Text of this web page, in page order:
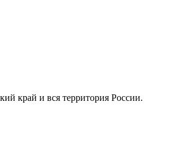
край и вся территория России.